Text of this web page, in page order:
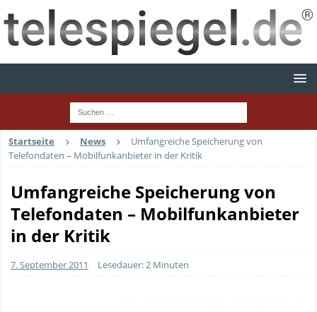
Startseite News
Umfangreiche Speicherung von
Telefondaten – Mobilfunkanbieter in der Kritik
Umfangreiche Speicherung von
Telefondaten – Mobilfunkanbieter
in der Kritik
7. September 2011 Lesedauer: 2 Minuten